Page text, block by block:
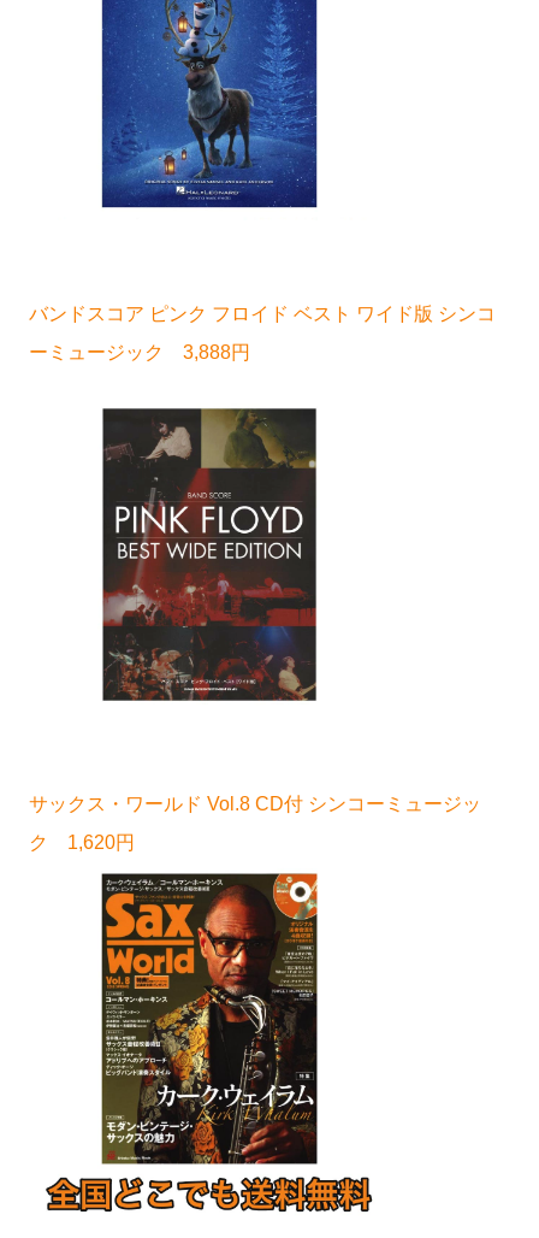
バンドスコア ピンク フロイド ベスト ワイド版 シンコ
ーミュージック 3,888円
サックス・ワールド Vol.8 CD付 シンコーミュージッ
ク 1,620円